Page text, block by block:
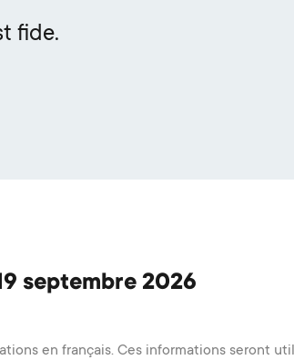
fide.
septembre 2026
en français. Ces informations seront